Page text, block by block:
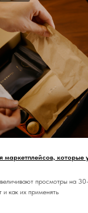
маркетплейсов, которые
просмотры на
как их применять